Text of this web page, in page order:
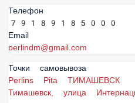
Телефон
79189185000
Email
perlindm@gmail.com
Точки самовывоза
Perlins Pita ТИМАШЕВСК
Тимашевск, улица